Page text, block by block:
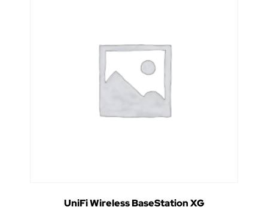
UniFi Wireless BaseStation XG